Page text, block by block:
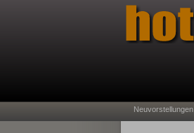
Neuvorstellungen